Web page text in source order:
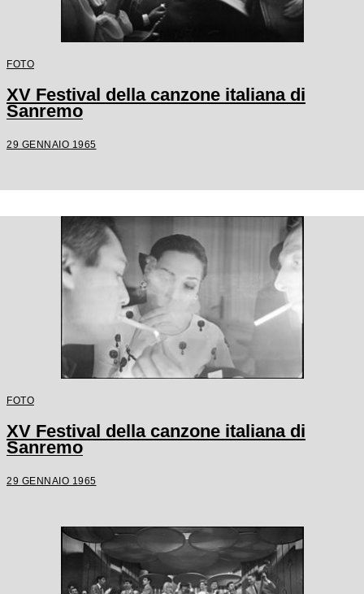
FOTO
XV Festival della canzone italiana di
Sanremo
29 GENNAIO 1965
FOTO
XV Festival della canzone italiana di
Sanremo
29 GENNAIO 1965